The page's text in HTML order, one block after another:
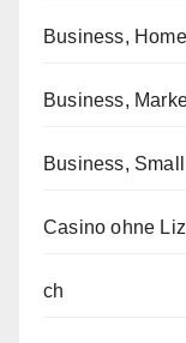
Business,
Business,
Business,
Casino ohne
ch